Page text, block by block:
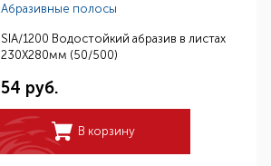
Абразивные полосы
SIA/1200 Водостойкий абразив в листах
230Х280мм (50/500)
54 руб.
В корзину